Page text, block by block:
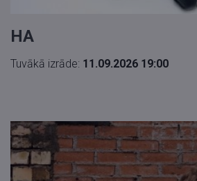
HA
Tuvākā izrāde: 11.09.2026 19:00